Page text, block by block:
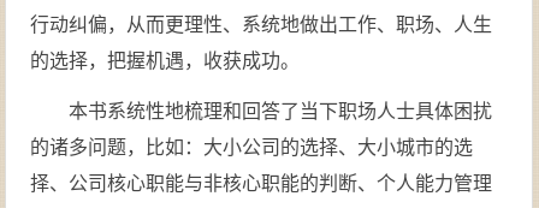
行动纠偏，从而更理性、系统地做出工作、职场、人生
的选择，把握机遇，收获成功。
本书系统性地梳理和回答了当下职场人士具体困扰
的诸多问题，比如：大小公司的选择、大小城市的选
择、公司核心职能与非核心职能的判断、个人能力管理